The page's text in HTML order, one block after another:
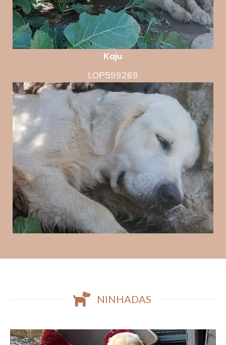
Kaju
LOP599269
NINHADAS